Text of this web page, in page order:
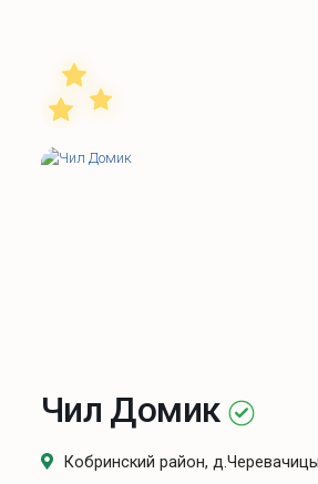
Чил Домик
Кобринский район,